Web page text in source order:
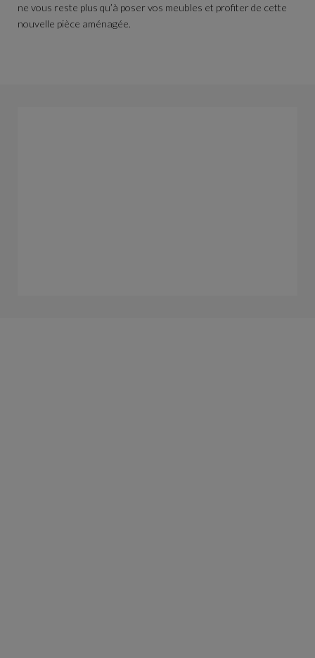
ne vous reste plus qu’à poser vos meubles et profiter de cette
nouvelle pièce aménagée.